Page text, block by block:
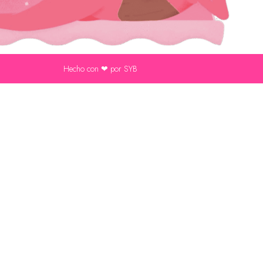
Hecho con ❤ por SYB